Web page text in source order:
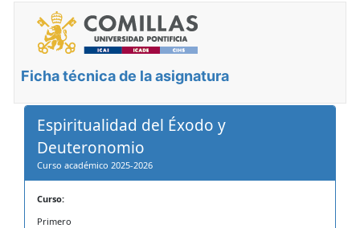
Ficha técnica de la asignatura
Espiritualidad del Éxodo y
Deuteronomio
Curso académico 2025-2026
Curso:
Primero